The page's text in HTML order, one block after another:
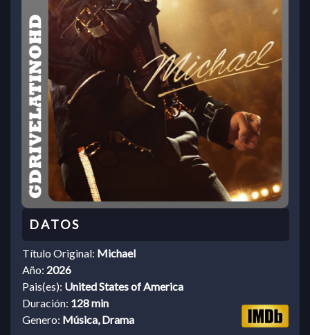
Título Original: Michael
Año: 2026
Pais(es): United States of America
Duración: 128 min
Genero: Música, Drama